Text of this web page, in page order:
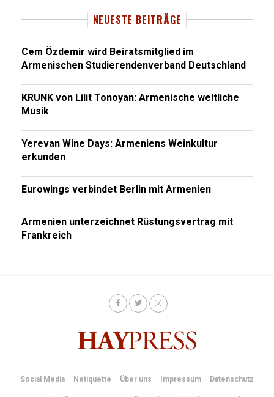
NEUESTE BEITRÄGE
Cem Özdemir wird Beiratsmitglied im
Armenischen Studierendenverband Deutschland
KRUNK von Lilit Tonoyan: Armenische weltliche
Musik
Yerevan Wine Days: Armeniens Weinkultur
erkunden
Eurowings verbindet Berlin mit Armenien
Armenien unterzeichnet Rüstungsvertrag mit
Frankreich
Social Media Netiquette Über uns Impressum Datenschutz